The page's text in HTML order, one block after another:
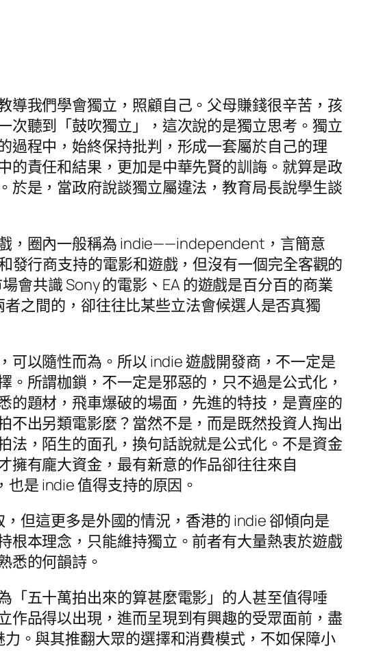
導我們學會獨立，照顧自己。父母賺錢很辛苦，孩
次聽到「鼓吹獨立」，這次說的是獨立思考。獨立
過程中，始終保持批判，形成一套屬於自己的理
的責任和結果，更加是中華先賢的訓誨。就算是政
於是，當政府說談獨立屬違法，教育局長說學生談
，圈內一般稱為 indie——independent，言簡意
發行商支持的電影和遊戲，但沒有一個完全客觀的
會共識 Sony 的電影、EA 的遊戲是百分百的商業
之間的，卻往往比某些立法會候選人是否真獨
以隨性而為。所以 indie 遊戲開發商，不一定是
所謂枷鎖，不一定是邪惡的，只不過是公式化，
的題材，飛車爆破的場面，先進的特技，是賣座的
出另類電影麼？當然不是，而是既然投資人掏出
法，陌生的面孔，換句話說就是公式化。不是資金
擁有龐大資金，最有新意的作品卻往往來自
是 indie 值得支持的原因。
但這更多是外國的情況，香港的 indie 卻傾向是
根本理念，只能維持獨立。前者有大量熱衷於遊戲
悉的何韻詩。
「五十萬拍出來的算甚麼電影」的人甚至值得唾
作品得以出現，進而呈現到有興趣的受眾面前，盡
。與其推翻大眾的選擇和消費模式，不如保障小